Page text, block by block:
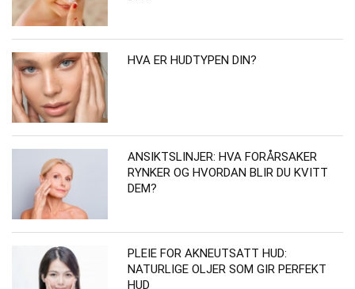
HVA ER HUDTYPEN DIN?
ANSIKTSLINJER: HVA FORÅRSAKER
RYNKER OG HVORDAN BLIR DU KVITT
DEM?
PLEIE FOR AKNEUTSATT HUD:
NATURLIGE OLJER SOM GIR PERFEKT
HUD